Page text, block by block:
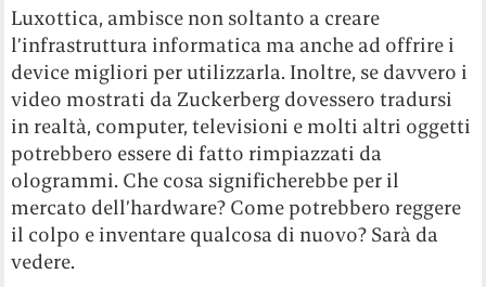
Luxottica, ambisce non soltanto a creare
l’infrastruttura informatica ma anche ad offrire i
device migliori per utilizzarla. Inoltre, se davvero i
video mostrati da Zuckerberg dovessero tradursi
in realtà, computer, televisioni e molti altri oggetti
potrebbero essere di fatto rimpiazzati da
ologrammi. Che cosa significherebbe per il
mercato dell’hardware? Come potrebbero reggere
il colpo e inventare qualcosa di nuovo? Sarà da
vedere.